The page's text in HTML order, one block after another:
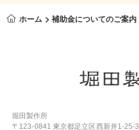
ホーム 補助金についてのご案内
堀田製作所
〒123-0841 東京都足立区西新井1-25-3